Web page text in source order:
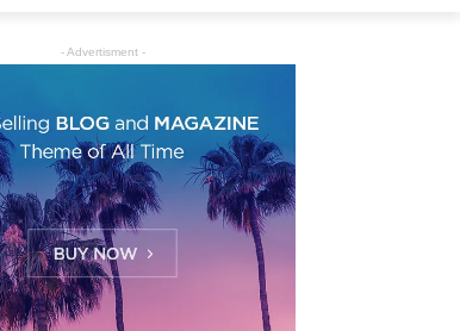
- Advertisment -